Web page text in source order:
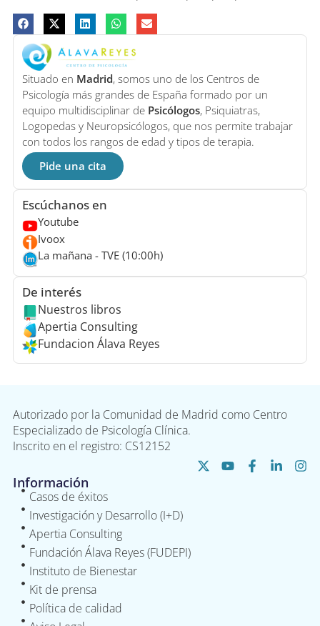
Situado en Madrid, somos uno de los Centros de
Psicología más grandes de España formado por un
equipo multidisciplinar de Psicólogos, Psiquiatras,
Logopedas y Neuropsicólogos, que nos permite trabajar
con todos los rangos de edad y tipos de terapia.
Pide una cita
Escúchanos en
Youtube
Ivoox
La mañana - TVE (10:00h)
De interés
Nuestros libros
Apertia Consulting
Fundacion Álava Reyes
Autorizado por la Comunidad de Madrid como Centro
Especializado de Psicología Clínica.
Inscrito en el registro: CS12152
Información
Casos de éxitos
Investigación y Desarrollo (I+D)
Apertia Consulting
Fundación Álava Reyes (FUDEPI)
Instituto de Bienestar
Kit de prensa
Política de calidad